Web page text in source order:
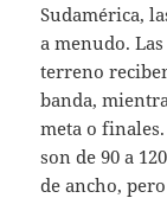
Sudamérica,
a menudo.
terreno
banda,
meta o
son de 90 a
de ancho,